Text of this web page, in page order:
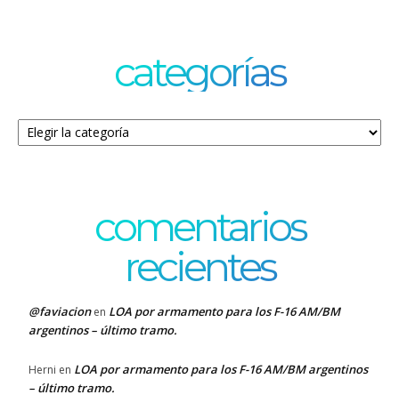
categorías
Categorías
comentarios
recientes
@faviacionen LOA por armamento para los F-16 AM/BM
argentinos – último tramo.
Herni en LOA por armamento para los F-16 AM/BM argentinos
– último tramo.